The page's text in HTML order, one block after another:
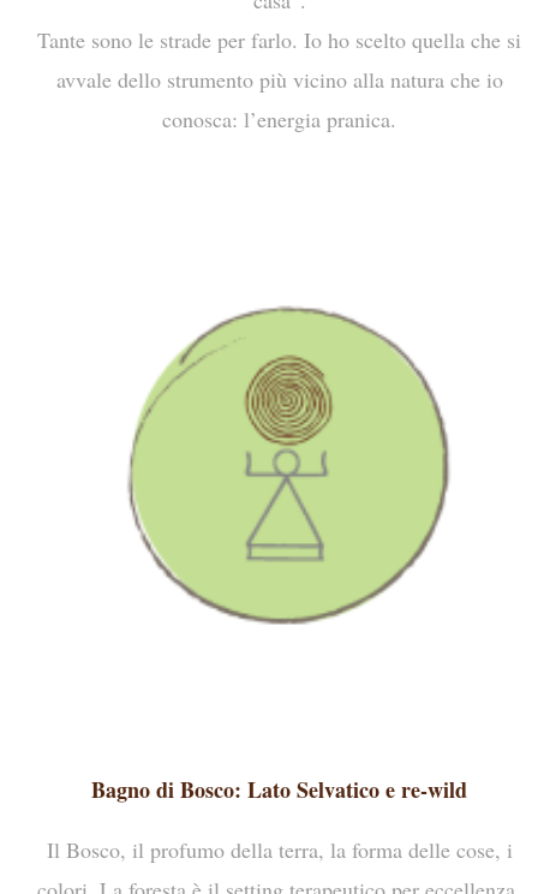
Tante sono le strade per farlo.Io ho scelto quella che si
avvale dello strumento più vicino alla natura che io
conosca: l’energia pranica.
Bagno di Bosco: Lato Selvatico e re-wild
Il Bosco, il profumo della terra, la forma delle cose, i